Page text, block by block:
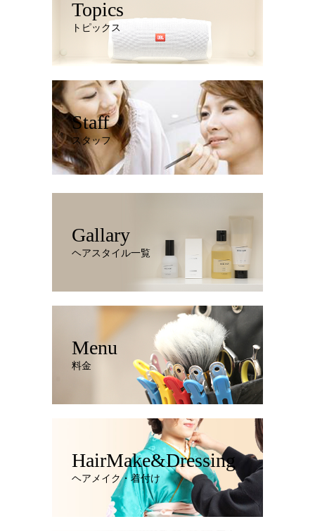
Topics
トピックス
Staff
スタッフ
Gallary
ヘアスタイル一覧
Menu
料金
HairMake&Dressing
ヘアメイク・着付け